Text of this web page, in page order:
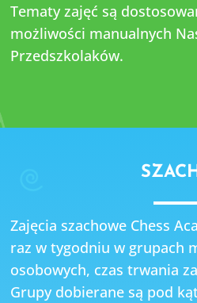
Tematy zajęć są
możliwości manualnych
Przedszkolaków.
Zajęcia szachowe Chess
raz w tygodniu w grupach
osobowych, czas trwania
Grupy dobierane są pod